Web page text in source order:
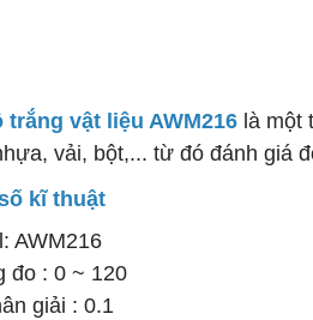
trắng vật liệu AWM216 là một
vải, bột,... từ đó đánh giá
kĩ thuật
AWM216
đo : 0 ~ 120
giải : 0.1